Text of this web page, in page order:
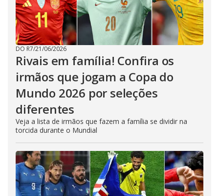
DO R7/21/06/2026
Rivais em família! Confira os
irmãos que jogam a Copa do
Mundo 2026 por seleções
diferentes
Veja a lista de irmãos que fazem a família se dividir na
torcida durante o Mundial